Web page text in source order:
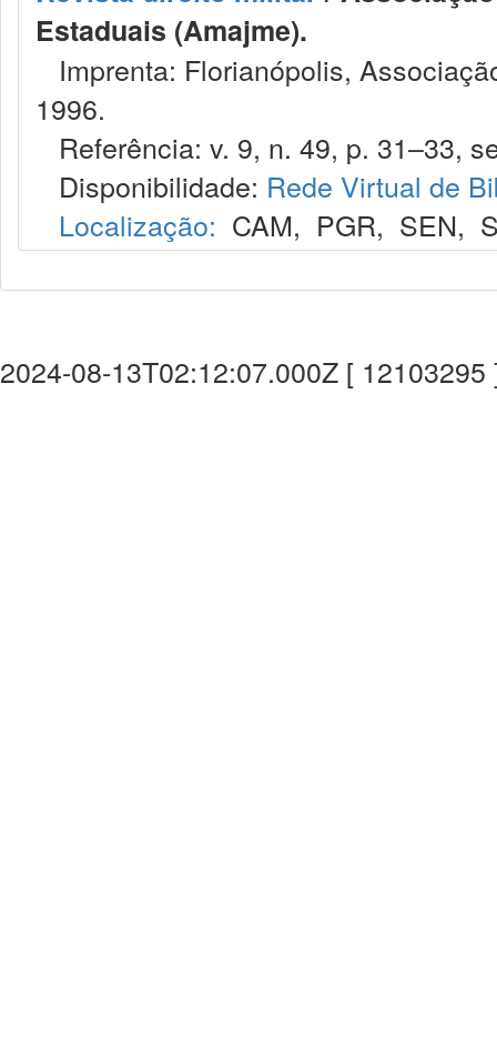
Estaduais (Amajme).
Imprenta: Florianópolis,
1996.
Referência: v. 9, n. 49, p. 31–33,
Disponibilidade: Rede Virtual de
Localização: CAM, PGR, SEN,
2024-08-13T02:12:07.000Z [ 12103295